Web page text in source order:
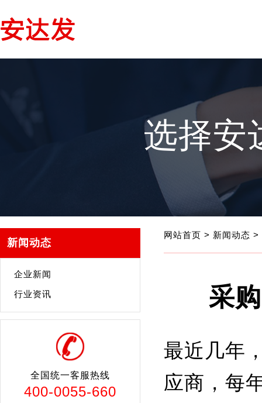
选择安
新闻动态
企业新闻
行业资讯
全国统一客服热线
400-0055-660
网站首页 > 新闻动态 >
采
最近几年
应商，每